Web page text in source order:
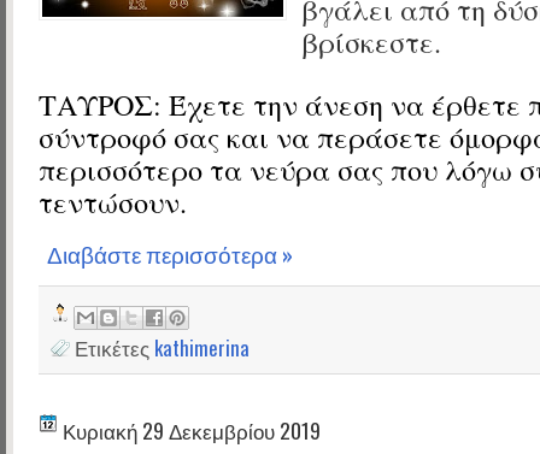
βγάλει από τη
βρίσκεστε.
ΤΑΥΡΟΣ: Έχετε την άνεση να έρθετε
σύντροφό σας και να περάσετε
περισσότερο τα νεύρα σας που λόγω
τεντώσουν.
Διαβάστε περισσότερα »
Ετικέτες kathimerina
Κυριακή 29 Δεκεμβρίου 2019